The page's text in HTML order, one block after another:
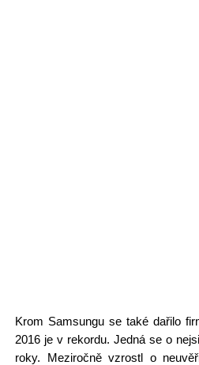
Krom Samsungu se také dařilo
2016 je v rekordu. Jedná se o
roky. Meziročně vzrostl o